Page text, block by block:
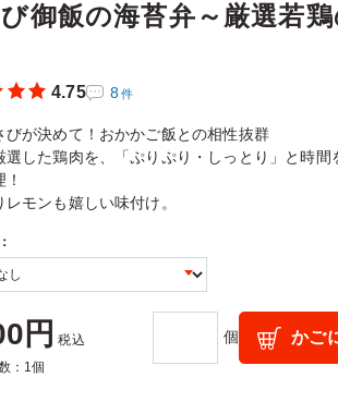
御飯の海苔弁～厳選若
4.75 8件
びが決めて！おかかご飯との相性抜群
選した鶏肉を、「ぷりぷり・しっとり」と時間
レモンも嬉しい味付け。
円 税込
：1個
個 かご